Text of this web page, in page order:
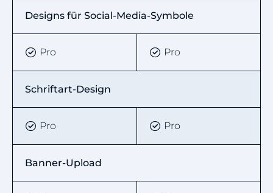
Designs für Social-Media-Symbole
Pro Pro
Schriftart-Design
Pro Pro
Banner-Upload